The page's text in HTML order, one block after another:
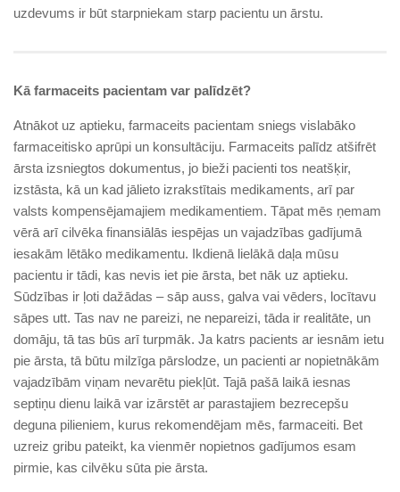
uzdevums ir būt starpniekam starp pacientu un ārstu.
Kā farmaceits pacientam var palīdzēt?
Atnākot uz aptieku, farmaceits pacientam sniegs vislabāko
farmaceitisko aprūpi un konsultāciju. Farmaceits palīdz atšifrēt
ārsta izsniegtos dokumentus, jo bieži pacienti tos neatšķir,
izstāsta, kā un kad jālieto izrakstītais medikaments, arī par
valsts kompensējamajiem medikamentiem. Tāpat mēs ņemam
vērā arī cilvēka finansiālās iespējas un vajadzības gadījumā
iesakām lētāko medikamentu. Ikdienā lielākā daļa mūsu
pacientu ir tādi, kas nevis iet pie ārsta, bet nāk uz aptieku.
Sūdzības ir ļoti dažādas – sāp auss, galva vai vēders, locītavu
sāpes utt. Tas nav ne pareizi, ne nepareizi, tāda ir realitāte, un
domāju, tā tas būs arī turpmāk. Ja katrs pacients ar iesnām ietu
pie ārsta, tā būtu milzīga pārslodze, un pacienti ar nopietnākām
vajadzībām viņam nevarētu piekļūt. Tajā pašā laikā iesnas
septiņu dienu laikā var izārstēt ar parastajiem bezrecepšu
deguna pilieniem, kurus rekomendējam mēs, farmaceiti. Bet
uzreiz gribu pateikt, ka vienmēr nopietnos gadījumos esam
pirmie, kas cilvēku sūta pie ārsta.